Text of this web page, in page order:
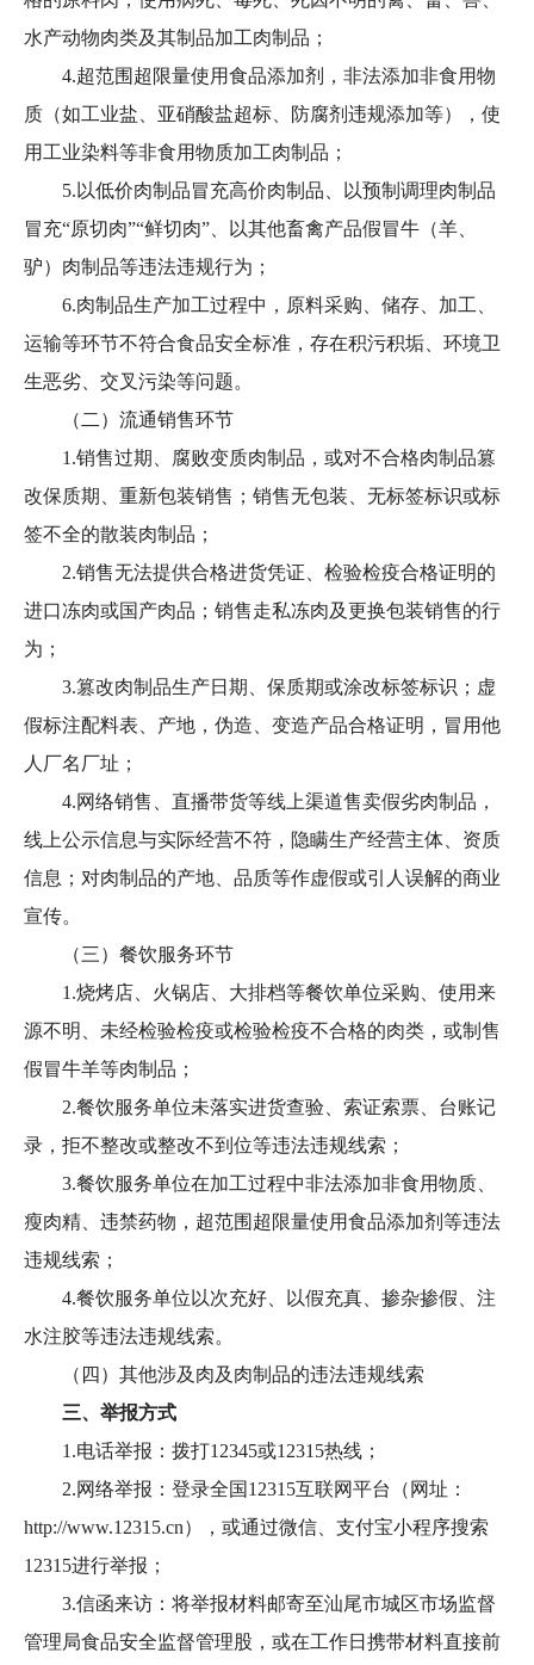
水产动物肉类及其制品加工肉制品；
4.超范围超限量使用食品添加剂，非法添加非食用物
质（如工业盐、亚硝酸盐超标、防腐剂违规添加等），使
用工业染料等非食用物质加工肉制品；
5.以低价肉制品冒充高价肉制品、以预制调理肉制品
冒充“原切肉”“鲜切肉”、以其他畜禽产品假冒牛（羊、
驴）肉制品等违法违规行为；
6.肉制品生产加工过程中，原料采购、储存、加工、
运输等环节不符合食品安全标准，存在积污积垢、环境卫
生恶劣、交叉污染等问题。
（二）流通销售环节
1.销售过期、腐败变质肉制品，或对不合格肉制品篡
改保质期、重新包装销售；销售无包装、无标签标识或标
签不全的散装肉制品；
2.销售无法提供合格进货凭证、检验检疫合格证明的
进口冻肉或国产肉品；销售走私冻肉及更换包装销售的行
为；
3.篡改肉制品生产日期、保质期或涂改标签标识；虚
假标注配料表、产地，伪造、变造产品合格证明，冒用他
人厂名厂址；
4.网络销售、直播带货等线上渠道售卖假劣肉制品，
线上公示信息与实际经营不符，隐瞒生产经营主体、资质
信息；对肉制品的产地、品质等作虚假或引人误解的商业
宣传。
（三）餐饮服务环节
1.烧烤店、火锅店、大排档等餐饮单位采购、使用来
源不明、未经检验检疫或检验检疫不合格的肉类，或制售
假冒牛羊等肉制品；
2.餐饮服务单位未落实进货查验、索证索票、台账记
录，拒不整改或整改不到位等违法违规线索；
3.餐饮服务单位在加工过程中非法添加非食用物质、
瘦肉精、违禁药物，超范围超限量使用食品添加剂等违法
违规线索；
4.餐饮服务单位以次充好、以假充真、掺杂掺假、注
水注胶等违法违规线索。
（四）其他涉及肉及肉制品的违法违规线索
三、举报方式
1.电话举报：拨打12345或12315热线；
2.网络举报：登录全国12315互联网平台（网址：
http://www.12315.cn），或通过微信、支付宝小程序搜索
12315进行举报；
3.信函来访：将举报材料邮寄至汕尾市城区市场监督
管理局食品安全监督管理股，或在工作日携带材料直接前